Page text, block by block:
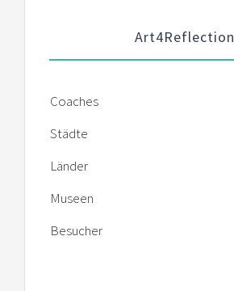
Art4Reflection
Coaches
Städte
Länder
Museen
Besucher